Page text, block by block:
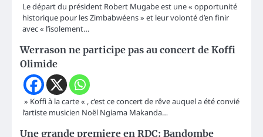
Le départ du président Robert Mugabe est une « opportunité
historique pour les Zimbabwéens » et leur volonté d’en finir
avec « l’isolement…
Werrason ne participe pas au concert de Koffi
Olimide
» Koffi à la carte « , c’est ce concert de rêve auquel a été convié
l’artiste musicien Noël Ngiama Makanda…
Une grande premiere en RDC: Bandombe